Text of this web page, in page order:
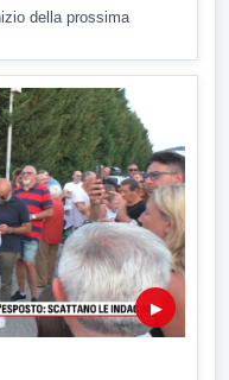
della prossima
▶